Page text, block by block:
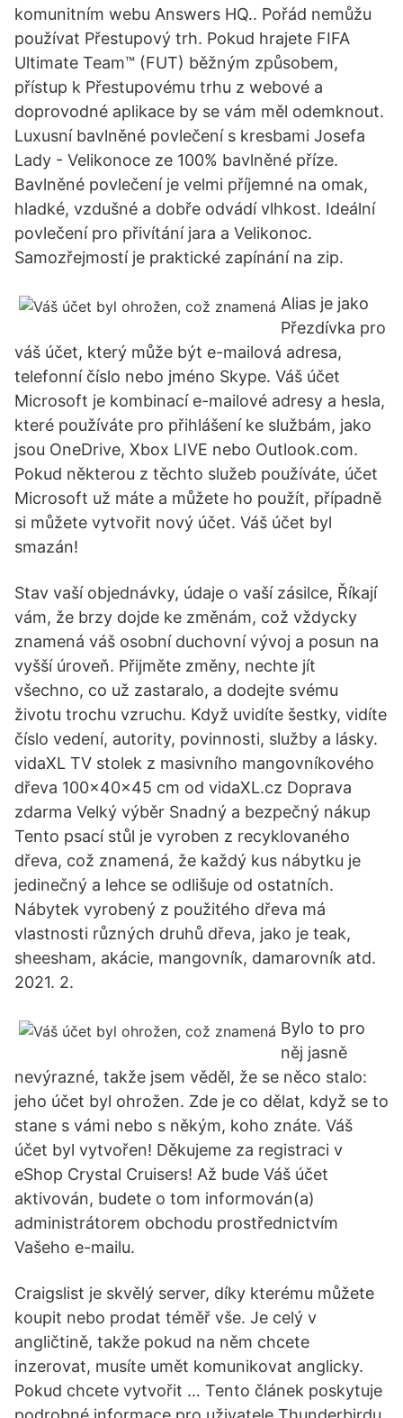
komunitním webu Answers HQ.. Pořád nemůžu
používat Přestupový trh. Pokud hrajete FIFA
Ultimate Team™ (FUT) běžným způsobem,
přístup k Přestupovému trhu z webové a
doprovodné aplikace by se vám měl odemknout.
Luxusní bavlněné povlečení s kresbami Josefa
Lady - Velikonoce ze 100% bavlněné příze.
Bavlněné povlečení je velmi příjemné na omak,
hladké, vzdušné a dobře odvádí vlhkost. Ideální
povlečení pro přivítání jara a Velikonoc.
Samozřejmostí je praktické zapínání na zip.
Alias je jako
Přezdívka pro
váš účet, který může být e-mailová adresa,
telefonní číslo nebo jméno Skype. Váš účet
Microsoft je kombinací e-mailové adresy a hesla,
které používáte pro přihlášení ke službám, jako
jsou OneDrive, Xbox LIVE nebo Outlook.com.
Pokud některou z těchto služeb používáte, účet
Microsoft už máte a můžete ho použít, případně
si můžete vytvořit nový účet. Váš účet byl
smazán!
Stav vaší objednávky, údaje o vaší zásilce, Říkají
vám, že brzy dojde ke změnám, což vždycky
znamená váš osobní duchovní vývoj a posun na
vyšší úroveň. Přijměte změny, nechte jít
všechno, co už zastaralo, a dodejte svému
životu trochu vzruchu. Když uvidíte šestky, vidíte
číslo vedení, autority, povinnosti, služby a lásky.
vidaXL TV stolek z masivního mangovníkového
dřeva 100x40x45 cm od vidaXL.cz Doprava
zdarma Velký výběr Snadný a bezpečný nákup
Tento psací stůl je vyroben z recyklovaného
dřeva, což znamená, že každý kus nábytku je
jedinečný a lehce se odlišuje od ostatních.
Nábytek vyrobený z použitého dřeva má
vlastnosti různých druhů dřeva, jako je teak,
sheesham, akácie, mangovník, damarovník atd.
2021. 2.
Bylo to pro
něj jasně
nevýrazné, takže jsem věděl, že se něco stalo:
jeho účet byl ohrožen. Zde je co dělat, když se to
stane s vámi nebo s někým, koho znáte. Váš
účet byl vytvořen! Děkujeme za registraci v
eShop Crystal Cruisers! Až bude Váš účet
aktivován, budete o tom informován(a)
administrátorem obchodu prostřednictvím
Vašeho e-mailu.
Craigslist je skvělý server, díky kterému můžete
koupit nebo prodat téměř vše. Je celý v
angličtině, takže pokud na něm chcete
inzerovat, musíte umět komunikovat anglicky.
Pokud chcete vytvořit … Tento článek poskytuje